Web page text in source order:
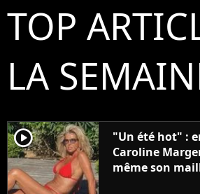
TOP
LA
player2
"Un été hot" :
Caroline
même son